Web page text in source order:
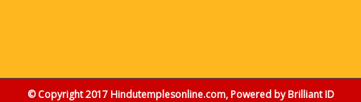
© Copyright 2017 Hindutemplesonline.com, Powered byBrilliant ID